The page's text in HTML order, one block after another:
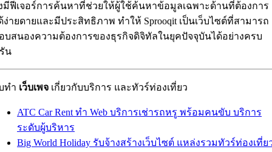
มีฟีเจอร์การค้นหาที่ช่วยให้ผู้ใช้ค้นหาข้อมูลเฉพาะด้านที่ต้องการ
ง่ายดายและมีประสิทธิภาพ ทำให้ Sprooqit เป็นเว็บไซต์ที่สามารถ
บสนองความต้องการของธุรกิจดิจิทัลในยุคปัจจุบันได้อย่างครบ
น
ทำ เว็บเพจ เกี่ยวกับบริการ และทัวร์ท่องเที่ยว
ATC Car Rent ทำ Web บริการเช่ารถหรู พร้อมคนขับ บริการ
ระดับผู้บริหาร
Big World Holiday รับจ้างสร้างเว็บไซต์ แหล่งรวมทัวร์ท่องเที่ย